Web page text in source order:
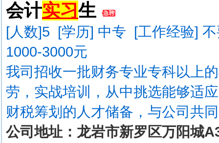
会计实习生
[人数]5 [学历] 中专 [工作经验]
1000-3000元
我司招收一批财务专业专科以上
劳，实战培训，从中挑选能够适
财税筹划的人才储备，与公司共
公司地址：龙岩市新罗区万阳城